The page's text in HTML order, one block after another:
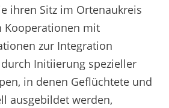
ihren Sitz im Ortenaukreis
Kooperationen mit
zur Integration
Initiierung spezieller
in denen Geflüchtete und
ausgebildet werden,